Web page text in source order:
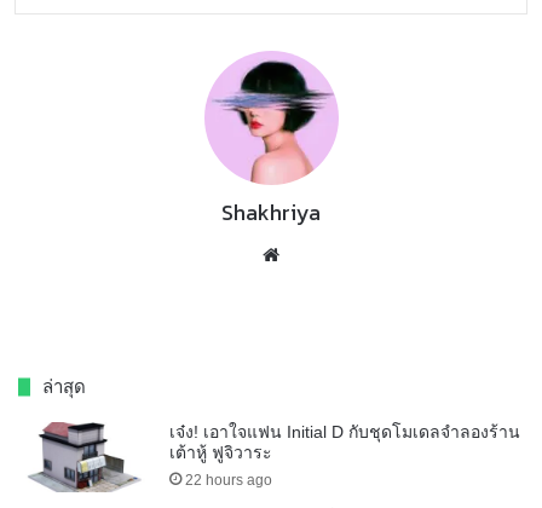
Shakhriya
ล่าสุด
เจ๋ง! เอาใจแฟน Initial D กับชุดโมเดลจำลองร้าน
เต้าหู้ ฟูจิวาระ
22 hours ago